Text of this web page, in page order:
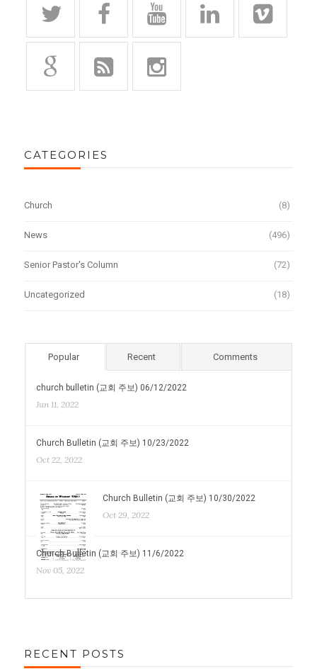
CATEGORIES
Church (8)
News (496)
Senior Pastor's Column (72)
Uncategorized (18)
Popular Recent Comments
church bulletin (교회 주보) 06/12/2022
Jun 11, 2022
Church Bulletin (교회 주보) 10/23/2022
Oct 22, 2022
Church Bulletin (교회 주보) 10/30/2022
Oct 29, 2022
Church Bulletin (교회 주보) 11/6/2022
Nov 05, 2022
RECENT POSTS